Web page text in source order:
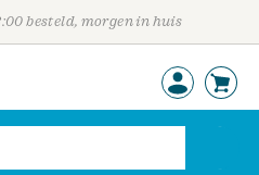
besteld, morgen in huis